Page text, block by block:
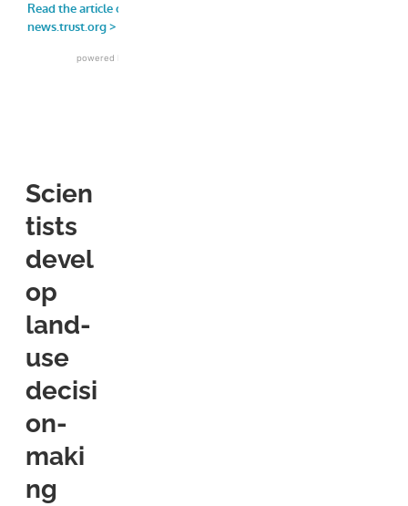
Scien
tists
devel
op
land-
use
decisi
on-
maki
ng